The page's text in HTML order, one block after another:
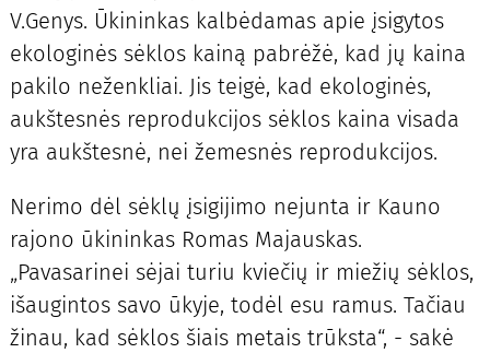
V.Genys. Ūkininkas kalbėdamas apie įsigytos
ekologinės sėklos kainą pabrėžė, kad jų kaina
pakilo neženkliai. Jis teigė, kad ekologinės,
aukštesnės reprodukcijos sėklos kaina visada
yra aukštesnė, nei žemesnės reprodukcijos.
Nerimo dėl sėklų įsigijimo nejunta ir Kauno
rajono ūkininkas Romas Majauskas.
„Pavasarinei sėjai turiu kviečių ir miežių sėklos,
išaugintos savo ūkyje, todėl esu ramus. Tačiau
žinau, kad sėklos šiais metais trūksta“, - sakė